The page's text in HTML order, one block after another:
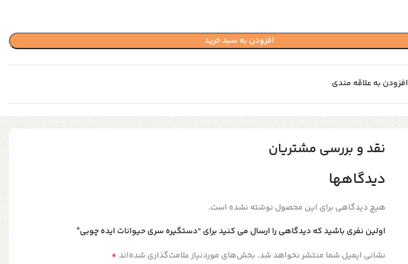
افزودن به سبد خرید
افزودن به علاقه مندی
نقد و بررسی مشتریان
دیدگاهها
هیچ دیدگاهی برای این محصول نوشته نشده است.
اولین نفری باشید که دیدگاهی را ارسال می کنید برای “دستگیره‌ سری حیوانات ایده چوبی”
نشانی ایمیل شما منتشر نخواهد شد. بخش‌های موردنیاز علامت‌گذاری شده‌اند*